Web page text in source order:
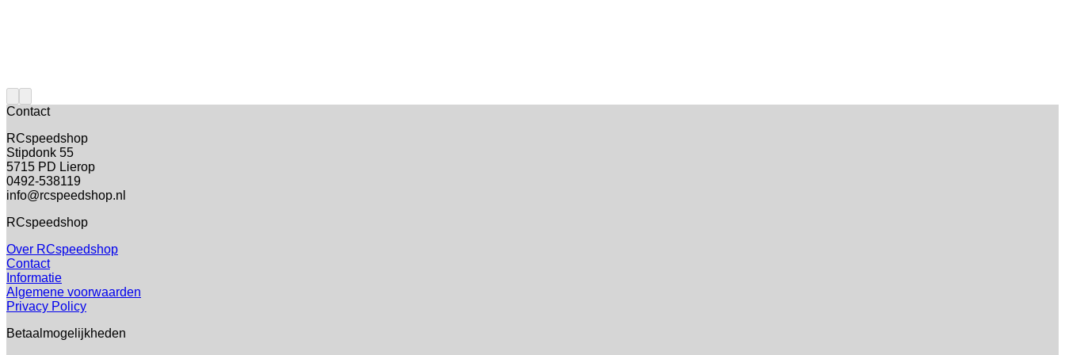
Contact
RCspeedshop
Stipdonk 55
5715 PD Lierop
0492-538119
info@rcspeedshop.nl
RCspeedshop
Over RCspeedshop
Contact
Informatie
Algemene voorwaarden
Privacy Policy
Betaalmogelijkheden